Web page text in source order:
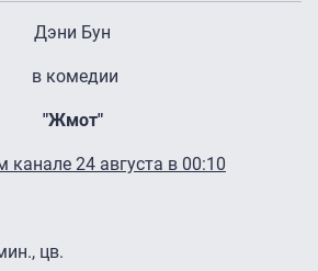
Дэни Бун
в комедии
"Жмот"
канале 24 августа в 00:10
цв.